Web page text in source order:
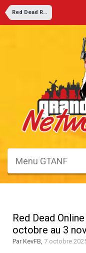
Red Dead Redemption 2
Menu GTANF
Red Dead
octobre au 3
ParKevFB 7 octobre